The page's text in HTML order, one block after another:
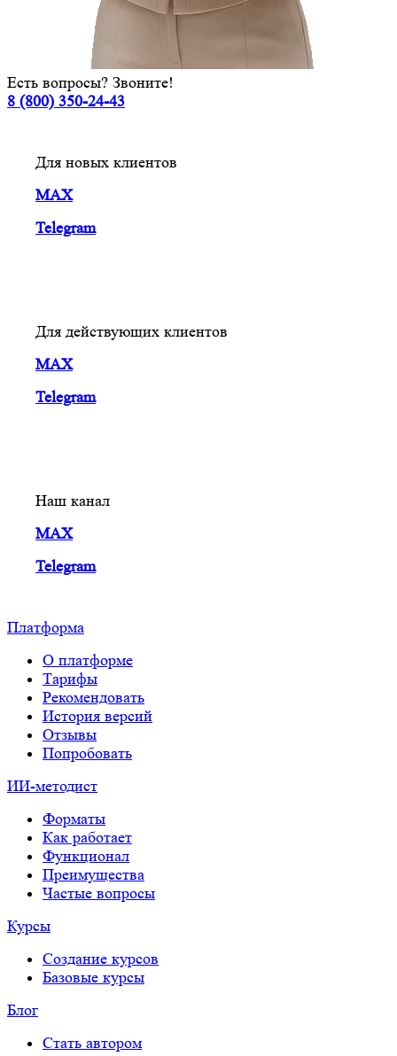
Есть вопросы? Звоните!
8 (800) 350-24-43
Для новых клиентов
MAX
Telegram
Для действующих клиентов
MAX
Telegram
Наш канал
MAX
Telegram
Платформа
О платформе
Тарифы
Рекомендовать
История версий
Отзывы
Попробовать
ИИ-методист
Форматы
Как работает
Функционал
Преимущества
Частые вопросы
Курсы
Создание курсов
Базовые курсы
Блог
Стать автором